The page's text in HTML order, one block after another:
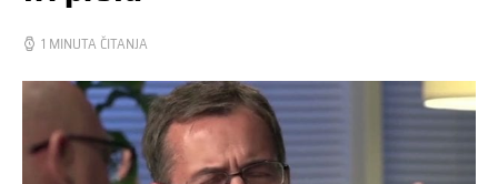
1 MINUTA ČITANJA